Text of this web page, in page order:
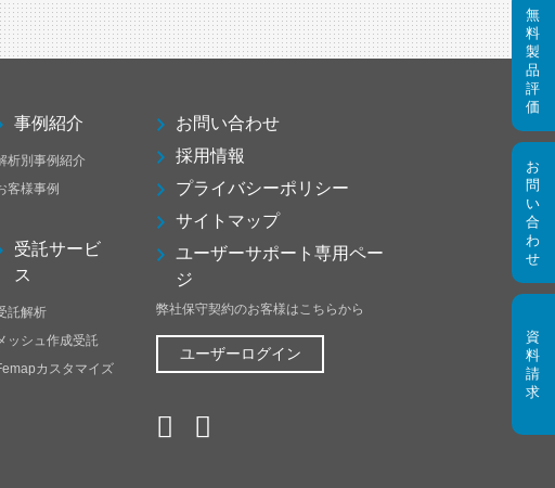
事例紹介
析別事例紹介
客様事例
受託サービ
ス
託解析
ッシュ作成受託
カスタマイズ
お問い合わせ
採用情報
プライバシーポリシー
サイトマップ
ユーザーサポート専用ペー
ジ
弊社保守契約のお客様はこちらから
ユーザーログイン